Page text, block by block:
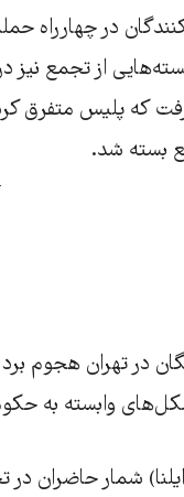
در چهار‌راه
از تجمع نیز
که پلیس متفرق
بسته شد.
وابسته به
حاضران در تجمع روز شنبه را «۲